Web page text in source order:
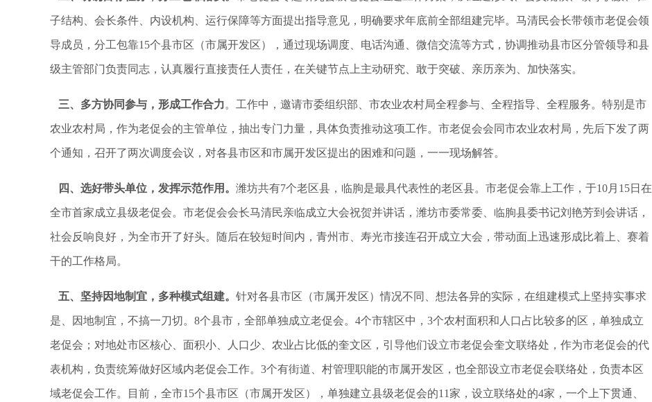
子结构、会长条件、内设机构、运行保障等方面提出指导意见，明确要求年底前全部组建完毕。马清民会长带领市老促会领
导成员，分工包靠15个县市区（市属开发区），通过现场调度、电话沟通、微信交流等方式，协调推动县市区分管领导和县
级主管部门负责同志，认真履行直接责任人责任，在关键节点上主动研究、敢于突破、亲历亲为、加快落实。
三、多方协同参与，形成工作合力。工作中，邀请市委组织部、市农业农村局全程参与、全程指导、全程服务。特别是市
农业农村局，作为老促会的主管单位，抽出专门力量，具体负责推动这项工作。市老促会会同市农业农村局，先后下发了两
个通知，召开了两次调度会议，对各县市区和市属开发区提出的困难和问题，一一现场解答。
四、选好带头单位，发挥示范作用。 潍坊共有7个老区县，临朐是最具代表性的老区县。市老促会靠上工作，于10月 15日在
全市首家成立县级老促会。市老促会会长马清民亲临成立大会祝贺并讲话，潍坊市委常委、临朐县委书记刘艳芳到会讲话，
社会反响良好，为全市开了好头。随后在较短时间内，青州市、寿光市接连召开成立大会，带动面上迅速形成比着上、赛着
干的工作格局。
五、坚持因地制宜，多种模式组建。 针对各县市区（市属开发区）情况不同、想法各异的实际，在组建模式上坚持实事求
是、因地制宜，不搞一刀切。 8个县市，全部单独成立老促会。 4个市辖区中， 3个农村面积和人口占比较多的区，单独成立
老促会；对地处市区核心、面积小、人口少、农业占比低的奎文区，引导他们设立市老促会奎文联络处，作为市老促会的代
表机构，负责统筹做好区域内老促会工作。 3个有街道、村管理职能的市属开发区，也全部设立市老促会联络处，负责本区
域老促会工作。目前，全市15个县市区（市属开发区），单独建立县级老促会的11 家，设立联络处的4家，一个上下贯通、